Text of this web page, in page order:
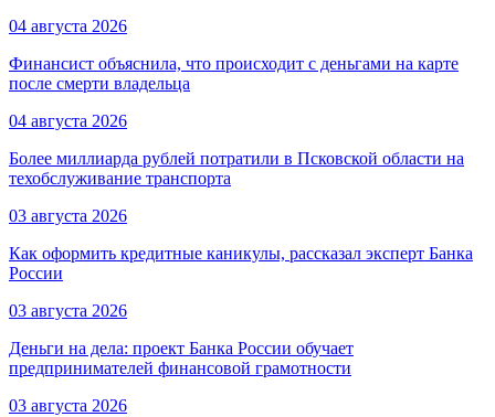
04 августа 2026
Финансист объяснила, что происходит с деньгами на карте
после смерти владельца
04 августа 2026
Более миллиарда рублей потратили в Псковской области на
техобслуживание транспорта
03 августа 2026
Как оформить кредитные каникулы, рассказал эксперт Банка
России
03 августа 2026
Деньги на дела: проект Банка России обучает
предпринимателей финансовой грамотности
03 августа 2026